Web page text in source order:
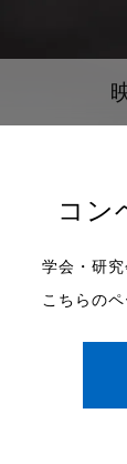
コン
学会・研
こちらの